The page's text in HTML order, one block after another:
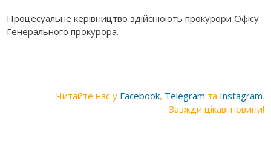
Процесуальне керівництво здійснюють прокурори Офісу
Генерального прокурора.
Читайте нас у Facebook, Telegram та Instagram.
Завжди цікаві новини!